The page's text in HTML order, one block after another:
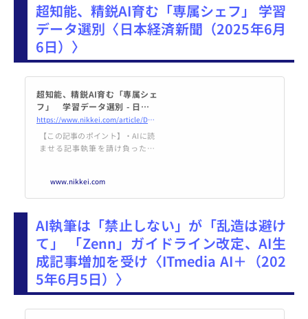
して、誤った情報が表示されたの
で紹介します。
超知能、精鋭AI育む「専属シェフ」 学習
データ選別〈日本経済新聞（2025年6月
6日）〉
超知能、精鋭AI育む「専属シェ
フ」 学習データ選別 - 日本経
済新聞
https://www.nikkei.com/article/DGXZQOUA044I70U5A400C2000000/
【この記事のポイント】・AIに読
ませる記事執筆を請け負った企
タを食べ尽くす日人工知能（AI）
が自らを改良しはじめる超知能の
にとって善とみなせる進化になり
うるのか。カギを握るのが、AIに
よるデータ学習の質だ。言語学者
を動員し文章精査京都府精華町に
ある総務省傘下の情報通信研究機
構（NICT）の研究所。職員
www.nikkei.com
AI執筆は「禁止しない」が「乱造は避け
て」 「Zenn」ガイドライン改定、AI生
成記事増加を受け〈ITmedia AI＋（202
5年6月5日）〉